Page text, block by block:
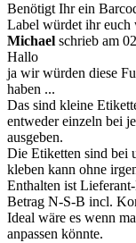
Benötigt Ihr ein
Label würdet ihr euch
Michael schrieb am
Hallo
ja wir würden diese
haben ...
Das sind kleine
entweder einzeln bei
ausgeben.
Die Etiketten sind bei
kleben kann ohne
Enthalten ist
Betrag N-S-B incl.
Ideal wäre es wenn
anpassen könnte.